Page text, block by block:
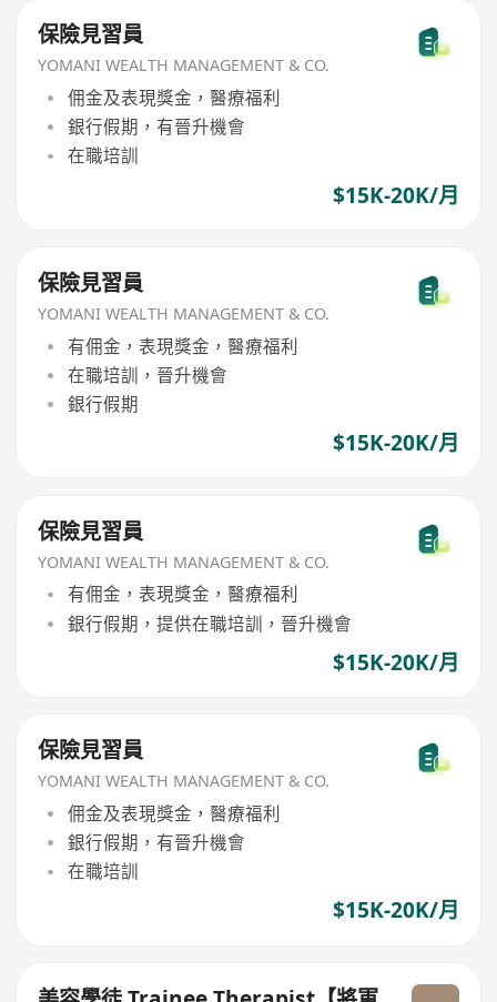
保險見習員
YOMANI WEALTH MANAGEMENT & CO.
佣金及表現獎金，醫療福利
銀行假期，有晉升機會
在職培訓
$15K-20K/月
保險見習員
YOMANI WEALTH MANAGEMENT & CO.
有佣金，表現獎金，醫療福利
在職培訓，晉升機會
銀行假期
$15K-20K/月
保險見習員
YOMANI WEALTH MANAGEMENT & CO.
有佣金，表現獎金，醫療福利
銀行假期，提供在職培訓，晉升機會
$15K-20K/月
保險見習員
YOMANI WEALTH MANAGEMENT & CO.
佣金及表現獎金，醫療福利
銀行假期，有晉升機會
在職培訓
$15K-20K/月